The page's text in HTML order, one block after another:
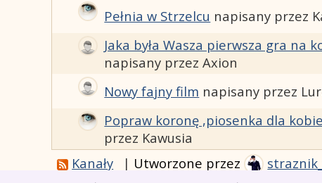
Pełnia w Strzelcu napisany przez
Jaka była Wasza pierwsza gra na
napisany przez Axion
Nowy fajny film napisany przez
Popraw koronę ,piosenka dla
przez Kawusia
Kanały | Utworzone przez